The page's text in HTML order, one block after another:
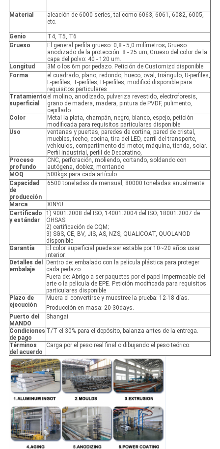
Material
aleación de 6000 series, tal como 6063, 6061, 6082, 6005,
etc.
Genio
T4, T5, T6
Grueso
El general perfila grueso: 0,8 - 5,0 milímetros; Grueso
anodizado de la protección: 8 - 25 um; Grueso del color de la
capa del polvo: 40 - 120 um.
Longitud
3M o los 6m por pedazo. Petición de Customizd disponible
Forma
el cuadrado, plano, redondo, hueco, oval, triángulo, U-perfiles,
L-perfiles, T-perfiles, H-perfiles, modificó disponible para
requisitos particulares
Tratamiento
superficial
el molino, anodizado, pulveriza revestido, electroforesis,
grano de madera, madera, pintura de PVDF, pulimento,
cepillado
Color
Metal la plata, champán, negro, blanco, espejo, petición
modificada para requisitos particulares disponible
Uso
ventanas y puertas, paredes de cortina, pared de cristal,
muebles, techo, cocina, tira del LED, carril del transporte,
vehículos, compartimento del motor, máquina, tienda, solar.
Perfil industrial, perfil de Decoratino,
Proceso
profundo
CNC, perforación, moliendo, cortando, soldando con
autógena, doblez, montando
MOQ
500kgs para cada artículo
Capacidad
de
producción
6500 toneladas de mensual, 80000 toneladas anualmente.
Marca
XINYU
Certificado
y estándar
1) 9001:2008 del ISO; 14001:2004 del ISO; 18001:2007 de
OHSAS
2) certificación de CQM;
3) SGS, CE, BV, JIS, AS, NZS, QUALICOAT, QUOLANOD
disponible
Garantía
El color superficial puede ser estable por 10~20 años usar
interior.
Detalles del
embalaje
Dentro de: embalado con la película plástica para proteger
cada pedazo
Fuera de: Abrigo a ser paquetes por el papel impermeable del
arte o la película de EPE. Petición modificada para requisitos
particulares disponible
Plazo de
ejecución
Muera el convertirse y muestree la prueba: 12-18 días.
Producción en masa: 20-30days.
Puerto del
MANDO
Shangai
Condiciones
de pago
T/T el 30% para el depósito, balanza antes de la entrega.
Términos
del acuerdo
Carga por el peso real final o dibujando el peso teórico.